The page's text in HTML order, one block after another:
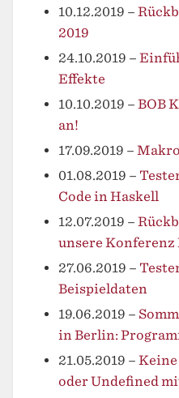
10.12.2019 –
2019
24.10.2019 –
Effekte
10.10.2019 – BOB
an!
17.09.2019 –
01.08.2019 –
Code in Haskell
12.07.2019 –
unsere Konferenz
27.06.2019 –
Beispieldaten
19.06.2019 –
in Berlin:
21.05.2019 – Keine
oder Undefined